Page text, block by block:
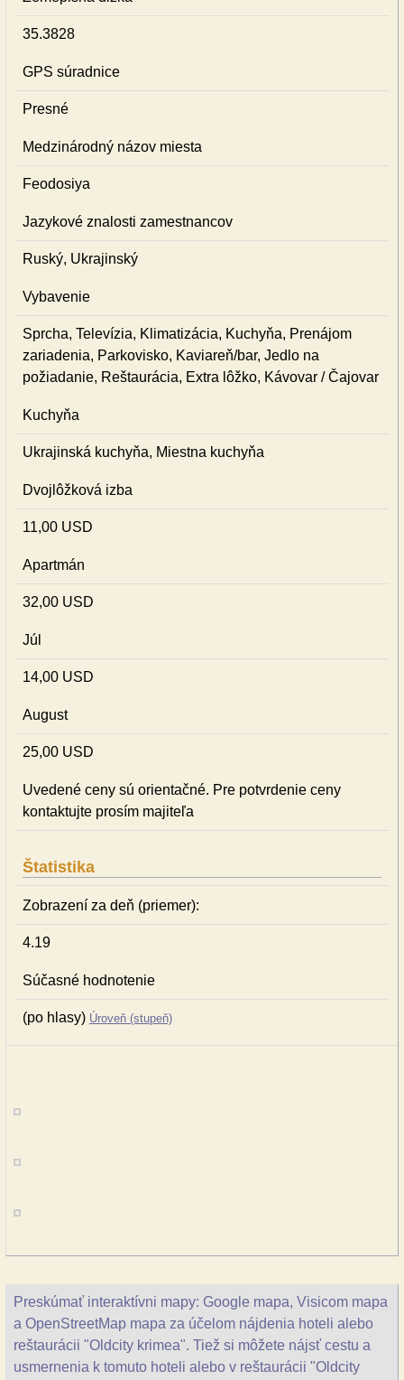
35.3828
GPS súradnice
Presné
Medzinárodný názov miesta
Feodosiya
Jazykové znalosti zamestnancov
Ruský, Ukrajinský
Vybavenie
Sprcha, Televízia, Klimatizácia, Kuchyňa, Prenájom
zariadenia, Parkovisko, Kaviareň/bar, Jedlo na
požiadanie, Reštaurácia, Extra lôžko, Kávovar / Čajovar
Kuchyňa
Ukrajinská kuchyňa, Miestna kuchyňa
Dvojlôžková izba
11,00 USD
Apartmán
32,00 USD
Júl
14,00 USD
August
25,00 USD
Uvedené ceny sú orientačné. Pre potvrdenie ceny
kontaktujte prosím majiteľa
Štatistika
Zobrazení za deň (priemer):
4.19
Súčasné hodnotenie
(po hlasy) Úroveň (stupeň)
Preskúmať interaktívni mapy: Google mapa, Visicom mapa
a OpenStreetMap mapa za účelom nájdenia hoteli alebo
reštaurácii "Oldcity krimea". Tiež si môžete nájsť cestu a
usmernenia k tomuto hoteli alebo v reštaurácii "Oldcity